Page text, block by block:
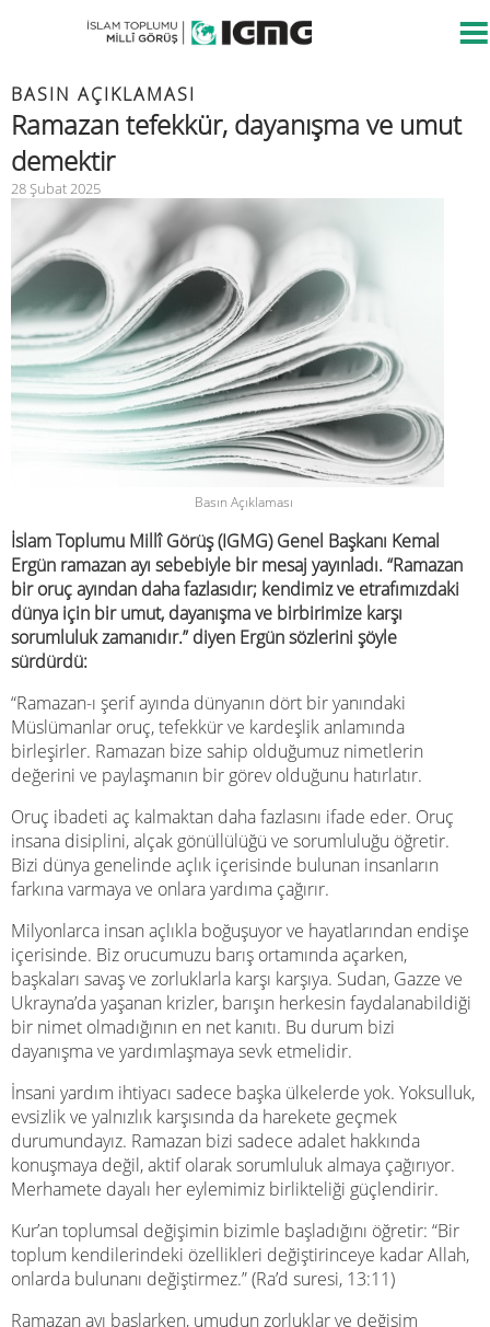
BASIN AÇIKLAMASI
Ramazan tefekkür, dayanışma ve umut
demektir
28 Şubat 2025
Basın Açıklaması
İslam Toplumu Millî Görüş (IGMG) Genel Başkanı Kemal
Ergün ramazan ayı sebebiyle bir mesaj yayınladı. “Ramazan
bir oruç ayından daha fazlasıdır; kendimiz ve etrafımızdaki
dünya için bir umut, dayanışma ve birbirimize karşı
sorumluluk zamanıdır.” diyen Ergün sözlerini şöyle
sürdürdü:
“Ramazan-ı şerif ayında dünyanın dört bir yanındaki
Müslümanlar oruç, tefekkür ve kardeşlik anlamında
birleşirler. Ramazan bize sahip olduğumuz nimetlerin
değerini ve paylaşmanın bir görev olduğunu hatırlatır.
Oruç ibadeti aç kalmaktan daha fazlasını ifade eder. Oruç
insana disiplini, alçak gönüllülüğü ve sorumluluğu öğretir.
Bizi dünya genelinde açlık içerisinde bulunan insanların
farkına varmaya ve onlara yardıma çağırır.
Milyonlarca insan açlıkla boğuşuyor ve hayatlarından endişe
içerisinde. Biz orucumuzu barış ortamında açarken,
başkaları savaş ve zorluklarla karşı karşıya. Sudan, Gazze ve
Ukrayna’da yaşanan krizler, barışın herkesin faydalanabildiği
bir nimet olmadığının en net kanıtı. Bu durum bizi
dayanışma ve yardımlaşmaya sevk etmelidir.
İnsani yardım ihtiyacı sadece başka ülkelerde yok. Yoksulluk,
evsizlik ve yalnızlık karşısında da harekete geçmek
durumundayız. Ramazan bizi sadece adalet hakkında
konuşmaya değil, aktif olarak sorumluluk almaya çağırıyor.
Merhamete dayalı her eylemimiz birlikteliği güçlendirir.
Kur’an toplumsal değişimin bizimle başladığını öğretir: “Bir
toplum kendilerindeki özellikleri değiştirinceye kadar Allah,
onlarda bulunanı değiştirmez.” (Ra’d suresi, 13:11)
Ramazan ayı başlarken, umudun zorluklar ve değişim